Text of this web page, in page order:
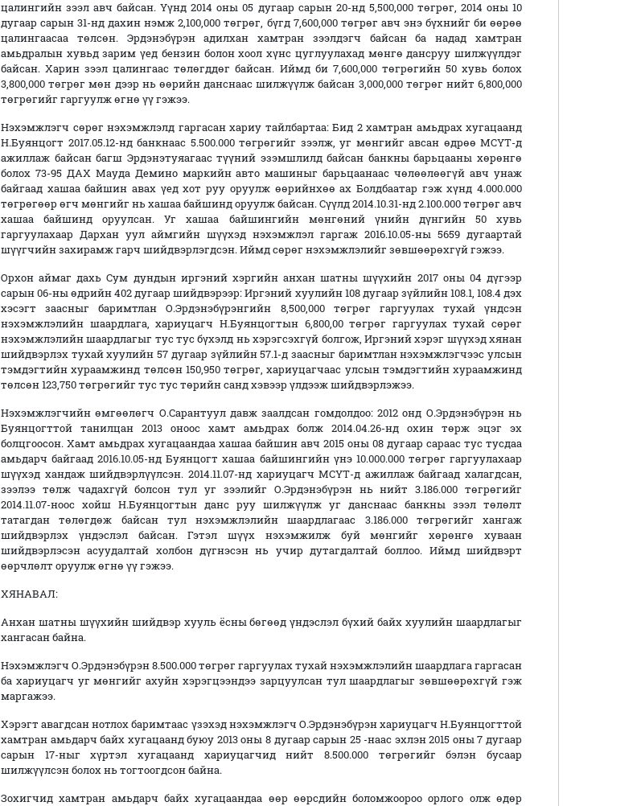
цалингийн зээл авч байсан. Үүнд 2014 оны 05 дугаар сарын 20-нд 5,500,000 төгрөг, 2014 оны 10
дугаар сарын 31-нд дахин нэмж 2,100,000 төгрөг, бүгд 7,600,000 төгрөг авч энэ бүхнийг би өөрөө
цалингаасаа төлсөн. Эрдэнэбүрэн адилхан хамтран зээлдэгч байсан ба надад хамтран
амьдралын хувьд зарим үед бензин болон хоол хүнс цуглуулахад мөнгө дансруу шилжүүлдэг
байсан. Харин зээл цалингаас төлөгддөг байсан. Иймд би 7,600,000 төгрөгийн 50 хувь болох
3,800,000 төгрөг мөн дээр нь өөрийн данснаас шилжүүлж байсан 3,000,000 төгрөг нийт 6,800,000
төгрөгийг гаргуулж өгнө үү гэжээ.
Нэхэмжлэгч сөрөг нэхэмжлэлд гаргасан хариу тайлбартаа: Бид 2 хамтран амьдрах хугацаанд
Н.Буянцогт 2017.05.12-нд банкнаас 5.500.000 төгрөгийг зээлж, уг мөнгийг авсан өдрөө МСҮТ-д
ажиллаж байсан багш Эрдэнэтуяагаас түүний эзэмшлилд байсан банкны барьцааны хөрөнгө
болох 73-95 ДАХ Мауда Демино маркийн авто машиныг барьцаанаас чөлөөлөөгүй авч унаж
байгаад хашаа байшин авах үед хот руу оруулж өөрийнхөө ах Болдбаатар гэж хүнд 4.000.000
төгрөгөөр өгч мөнгийг нь хашаа байшинд оруулж байсан. Сүүлд 2014.10.31-нд 2.100.000 төгрөг авч
хашаа байшинд оруулсан. Уг хашаа байшингийн мөнгөний үнийн дүнгийн 50 хувь
гаргуулахаар Дархан уул аймгийн шүүхэд нэхэмжлэл гаргаж 2016.10.05-ны 5659 дугаартай
шүүгчийн захирамж гарч шийдвэрлэгдсэн. Иймд сөрөг нэхэмжлэлийг зөвшөөрөхгүй гэжээ.
Орхон аймаг дахь Сум дундын иргэний хэргийн анхан шатны шүүхийн 2017 оны 04 дүгээр
сарын 06-ны өдрийн 402 дугаар шийдвэрээр: Иргэний хуулийн 108 дугаар зүйлийн 108.1, 108.4 дэх
хэсэгт заасныг баримтлан О.Эрдэнэбүрэнгийн 8,500,000 төгрөг гаргуулах тухай үндсэн
нэхэмжлэлийн шаардлага, хариуцагч Н.Буянцогтын 6,800,00 төгрөг гаргуулах тухай сөрөг
нэхэмжлэлийн шаардлагыг тус тус бүхэлд нь хэрэгсэхгүй болгож, Иргэний хэрэг шүүхэд хянан
шийдвэрлэх тухай хуулийн 57 дугаар зүйлийн 57.1-д заасныг баримтлан нэхэмжлэгчээс улсын
тэмдэгтийн хураамжинд төлсөн 150,950 төгрөг, хариуцагчаас улсын тэмдэгтийн хураамжинд
төлсөн 123,750 төгрөгийг тус тус төрийн санд хэвээр үлдээж шийдвэрлэжээ.
Нэхэмжлэгчийн өмгөөлөгч О.Сарантуул давж заалдсан гомдолдоо: 2012 онд О.Эрдэнэбүрэн нь
Буянцогттой танилцан 2013 оноос хамт амьдрах болж 2014.04.26-нд охин төрж эцэг эх
болцгоосон. Хамт амьдрах хугацаандаа хашаа байшин авч 2015 оны 08 дугаар сараас тус тусдаа
амьдарч байгаад 2016.10.05-нд Буянцогт хашаа байшингийн үнэ 10.000.000 төгрөг гаргуулахаар
шүүхэд хандаж шийдвэрлүүлсэн. 2014.11.07-нд хариуцагч МСҮТ-д ажиллаж байгаад халагдсан,
зээлээ төлж чадахгүй болсон тул уг зээлийг О.Эрдэнэбүрэн нь нийт 3.186.000 төгрөгийг
2014.11.07-ноос хойш Н.Буянцогтын данс руу шилжүүлж уг данснаас банкны зээл төлөлт
татагдан төлөгдөж байсан тул нэхэмжлэлийн шаардлагаас 3.186.000 төгрөгийг хангаж
шийдвэрлэх үндэслэл байсан. Гэтэл шүүх нэхэмжилж буй мөнгийг хөрөнгө хуваан
шийдвэрлэсэн асуудалтай холбон дүгнэсэн нь учир дутагдалтай боллоо. Иймд шийдвэрт
өөрчлөлт оруулж өгнө үү гэжээ.
ХЯНАВАЛ:
Анхан шатны шүүхийн шийдвэр хууль ёсны бөгөөд үндэслэл бүхий байх хуулийн шаардлагыг
хангасан байна.
Нэхэмжлэгч О.Эрдэнэбүрэн 8.500.000 төгрөг гаргуулах тухай нэхэмжлэлийн шаардлага гаргасан
ба хариуцагч уг мөнгийг ахуйн хэрэгцээндээ зарцуулсан тул шаардлагыг зөвшөөрөхгүй гэж
маргажээ.
Хэрэгт авагдсан нотлох баримтаас үзэхэд нэхэмжлэгч О.Эрдэнэбүрэн хариуцагч Н.Буянцогттой
хамтран амьдарч байх хугацаанд буюу 2013 оны 8 дугаар сарын 25 -наас эхлэн 2015 оны 7 дугаар
сарын 17-ныг хүртэл хугацаанд хариуцагчид нийт 8.500.000 төгрөгийг бэлэн бусаар
шилжүүлсэн болох нь тогтоогдсон байна.
Зохигчид хамтран амьдарч байх хугацаандаа өөр өөрсдийн боломжоороо орлого олж өдөр